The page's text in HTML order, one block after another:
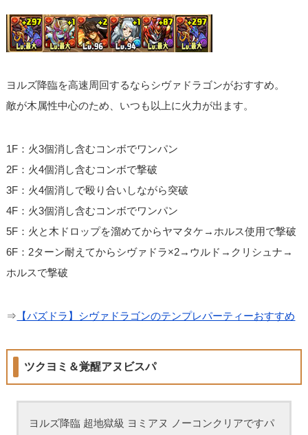
ヨルズ降臨を高速周回するならシヴァドラゴンがおすすめ。
敵が木属性中心のため、いつも以上に火力が出ます。
1F：火3個消し含むコンボでワンパン
2F：火4個消し含むコンボで撃破
3F：火4個消しで殴り合いしながら突破
4F：火3個消し含むコンボでワンパン
5F：火と木ドロップを溜めてからヤマタケ→ホルス使用で撃破
6F：2ターン耐えてからシヴァドラ×2→ウルド→クリシュナ→
ホルスで撃破
⇒ 【パズドラ】シヴァドラゴンのテンプレパーティーおすすめ
ツクヨミ＆覚醒アヌビスパ
ヨルズ降臨 超地獄級 ヨミアヌ ノーコンクリアですパ